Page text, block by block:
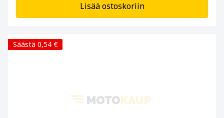
Lisää ostoskoriin
Säästä 0,54 €